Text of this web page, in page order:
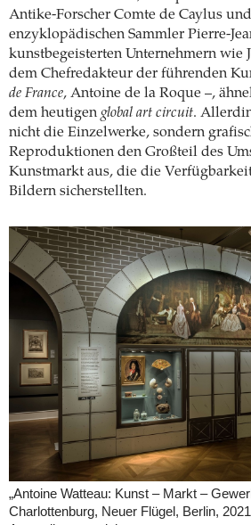
Antike-Forscher Comte de Caylus
enzyklopädischen Sammler Pierre-
kunstbegeisterten Unternehmern wie
dem Chefredakteur der führenden
de France, Antoine de la Roque –,
dem heutigen global art circuit.
nicht die Einzelwerke, sondern
Reproduktionen den Großteil des
Kunstmarkt aus, die die
Bildern sicherstellten.
„Antoine Watteau: Kunst – Markt –
Charlottenburg, Neuer Flügel, Berlin,